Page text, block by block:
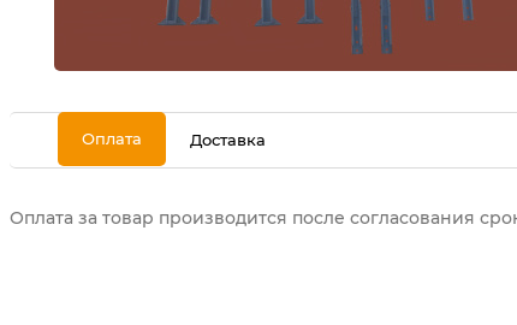
Оплата Доставка
Оплата за товар производится после согласования